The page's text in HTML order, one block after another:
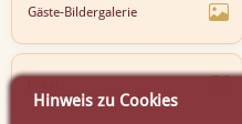
Gäste-Bildergalerie
Hinweis zu Cookies